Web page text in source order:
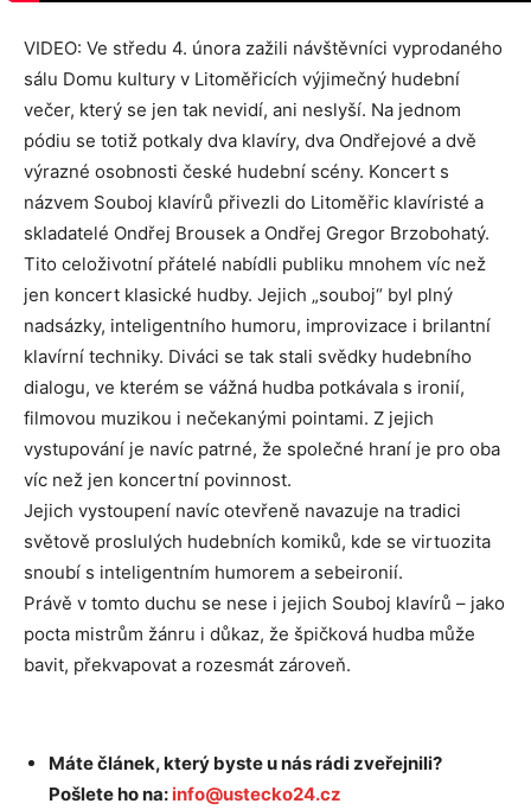
VIDEO: Ve středu 4. února zažili návštěvníci vyprodaného
sálu Domu kultury v Litoměřicích výjimečný hudební
večer, který se jen tak nevidí, ani neslyší. Na jednom
pódiu se totiž potkaly dva klavíry, dva Ondřejové a dvě
výrazné osobnosti české hudební scény. Koncert s
názvem Souboj klavírů přivezli do Litoměřic klavíristé a
skladatelé Ondřej Brousek a Ondřej Gregor Brzobohatý.
Tito celoživotní přátelé nabídli publiku mnohem víc než
jen koncert klasické hudby. Jejich „souboj“ byl plný
nadsázky, inteligentního humoru, improvizace i brilantní
klavírní techniky. Diváci se tak stali svědky hudebního
dialogu, ve kterém se vážná hudba potkávala s ironií,
filmovou muzikou i nečekanými pointami. Z jejich
vystupování je navíc patrné, že společné hraní je pro oba
víc než jen koncertní povinnost.
Jejich vystoupení navíc otevřeně navazuje na tradici
světově proslulých hudebních komiků, kde se virtuozita
snoubí s inteligentním humorem a sebeironií.
Právě v tomto duchu se nese i jejich Souboj klavírů – jako
pocta mistrům žánru i důkaz, že špičková hudba může
bavit, překvapovat a rozesmát zároveň.
Máte článek, který byste u nás rádi zveřejnili?
Pošlete ho na: info@ustecko24.cz